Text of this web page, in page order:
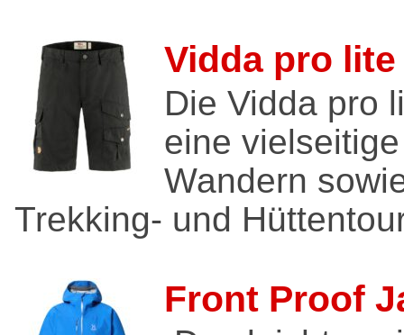
Vidda pro
Die Vidda pro
eine
Wandern
Trekking- und
Front Proof